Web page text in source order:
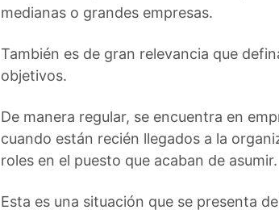
medianas o grandes empresas.
También es de gran relevancia que
objetivos.
De manera regular, se encuentra en
cuando están recién llegados a la
roles en el puesto que acaban de asumir.
Esta es una situación que se presenta